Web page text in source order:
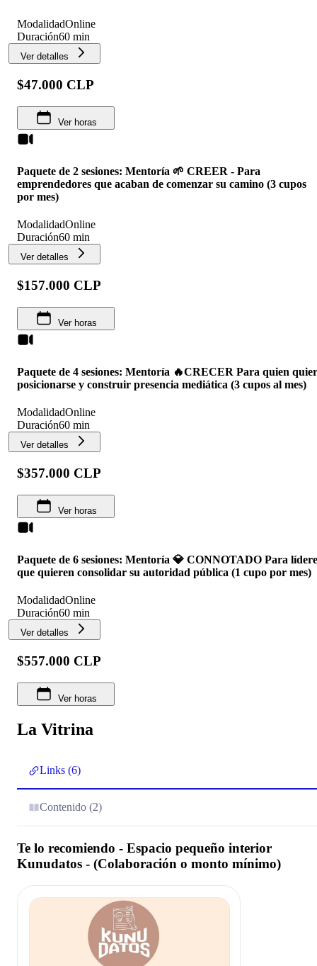
ModalidadOnline
Duración60 min
Ver detalles
$47.000 CLP
Ver horas
Paquete de 2 sesiones: Mentoría 🌱 CREER - Para
emprendedores que acaban de comenzar su camino (3 cupos
por mes)
ModalidadOnline
Duración60 min
Ver detalles
$157.000 CLP
Ver horas
Paquete de 4 sesiones: Mentoría 🔥CRECER Para quien
posicionarse y construir presencia mediática (3 cupos al mes)
ModalidadOnline
Duración60 min
Ver detalles
$357.000 CLP
Ver horas
Paquete de 6 sesiones: Mentoría 💎 CONNOTADO Para
que quieren consolidar su autoridad pública (1 cupo por mes)
ModalidadOnline
Duración60 min
Ver detalles
$557.000 CLP
Ver horas
La Vitrina
Links (6)
Contenido (2)
Te lo recomiendo - Espacio pequeño interior
Kunudatos - (Colaboración o monto mínimo)